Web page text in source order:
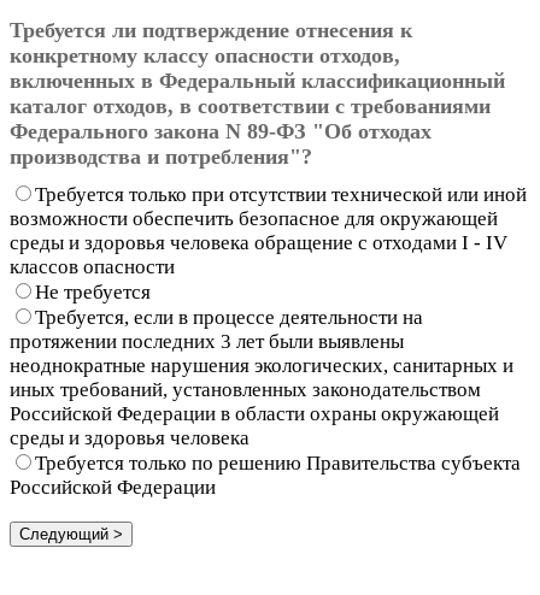
Требуется ли подтверждение отнесения к
конкретному классу опасности отходов,
включенных в Федеральный классификационный
каталог отходов, в соответствии с требованиями
Федерального закона N 89-ФЗ "Об отходах
производства и потребления"?
Требуется только при отсутствии технической или иной
возможности обеспечить безопасное для окружающей
среды и здоровья человека обращение с отходами I - IV
классов опасности
Не требуется
Требуется, если в процессе деятельности на
протяжении последних 3 лет были выявлены
неоднократные нарушения экологических, санитарных и
иных требований, установленных законодательством
Российской Федерации в области охраны окружающей
среды и здоровья человека
Требуется только по решению Правительства субъекта
Российской Федерации